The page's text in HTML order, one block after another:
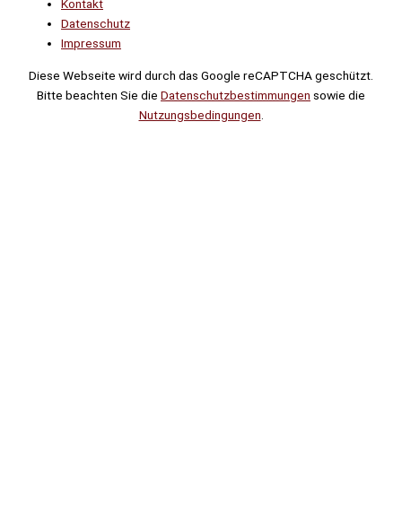
Kontakt
Datenschutz
Impressum
Diese Webseite wird durch das Google reCAPTCHA geschützt.
Bitte beachten Sie die Datenschutzbestimmungen sowie die
Nutzungsbedingungen